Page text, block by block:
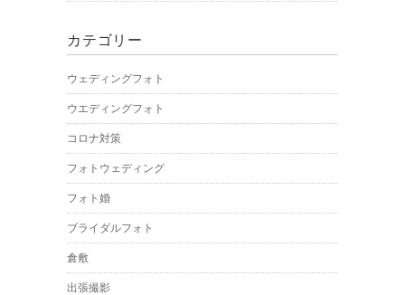
カテゴリー
ウェディングフォト
ウエディングフォト
コロナ対策
フォトウェディング
フォト婚
ブライダルフォト
倉敷
出張撮影